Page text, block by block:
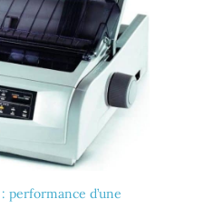
performance d’une